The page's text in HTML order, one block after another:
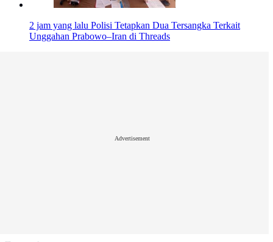
2 jam yang lalu Polisi Tetapkan Dua Tersangka Terkait
Unggahan Prabowo–Iran di Threads
Advertisement